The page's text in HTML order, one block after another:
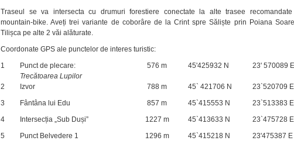
Traseul se va intersecta cu drumuri forestiere conectate la alte trasee recomandate
mountain-bike. Aveți trei variante de coborâre de la Crint spre Săliște prin Poiana
Tilișca pe alte 2 văi alăturate.
Coordonate GPS ale punctelor de interes turistic:
1
Punct de plecare:
Trecătoarea Lupilor
576 m 45'425932 N 23' 570089 E
2 Izvor 788 m 45` 421706 N
23`520709 E
3
Fântâna lui Edu 857 m 45`415553 N
23`513383 E
4
Intersecția „Sub Duși” 1227 m 45`413633 N
23`475728 E
5
Punct Belvedere 1 1296 m 45`415218 N
23'475387 E